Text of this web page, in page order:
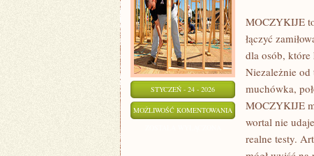
STYCZEŃ - 24 - 2026
MOŻLIWOŚĆ KOMENTOWANIA ŁOWISKA
POLSCE
MOCZYKIJE
łączyć
dla osób, które
Niezależnie od
muchówka,
MOCZYKIJE
wortal nie
realne testy.